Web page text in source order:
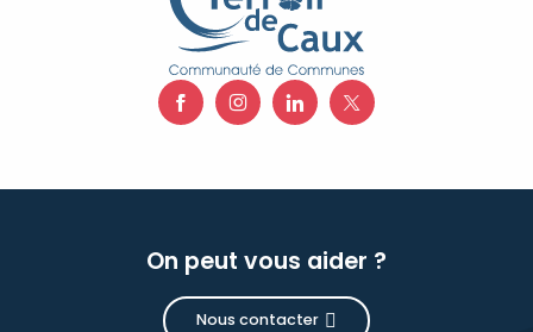
On peut vous aider ?
Nous contacter